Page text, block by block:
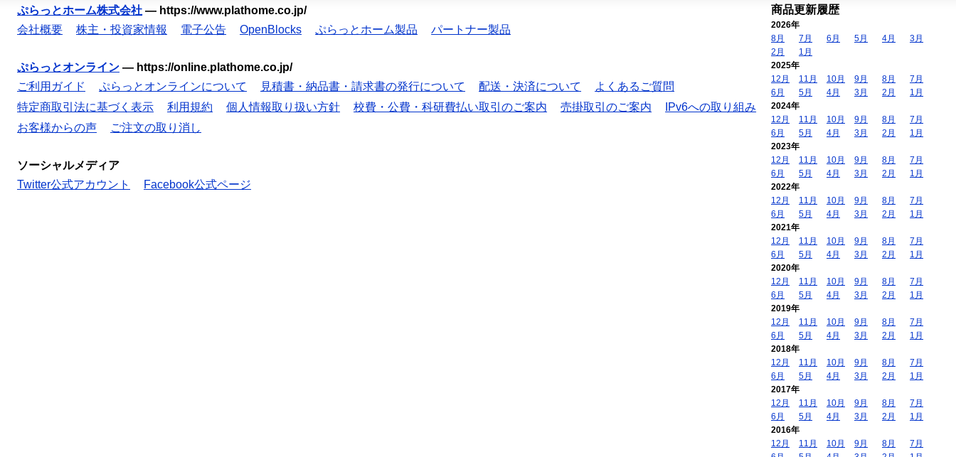
ぷらっとホーム株式会社 — https://www.plathome.co.jp/
会社概要
株主・投資家情報 電子公告 OpenBlocks ぷらっとホーム製品 パートナー製品
ぷらっとオンライン — https://online.plathome.co.jp/
ご利用ガイド
ぷらっとオンラインについて 見積書・納品書・請求書の発行について 配送・決済について
よくあるご質問
特定商取引法に基づく表示
利用規約 個人情報取り扱い方針 校費・公費・科研費払い取引のご案内 売掛取引のご案内
IPv6への取り組み
お客様からの声
ご注文の取り消し
ソーシャルメディア
Twitter公式アカウント
Facebook公式ページ
商品更新履歴
2026年
8月
7月 6月 5月 4月
3月
2月
1月
2025年
12月
11月 10月 9月 8月
7月
6月
5月 4月 3月 2月
1月
2024年
12月
11月 10月 9月 8月
7月
6月
5月 4月 3月 2月
1月
2023年
12月
11月 10月 9月 8月
7月
6月
5月 4月 3月 2月
1月
2022年
12月
11月 10月 9月 8月
7月
6月
5月 4月 3月 2月
1月
2021年
12月
11月 10月 9月 8月
7月
6月
5月 4月 3月 2月
1月
2020年
12月
11月 10月 9月 8月
7月
6月
5月 4月 3月 2月
1月
2019年
12月
11月 10月 9月 8月
7月
6月
5月 4月 3月 2月
1月
2018年
12月
11月 10月 9月 8月
7月
6月
5月 4月 3月 2月
1月
2017年
12月
11月 10月 9月 8月
7月
6月
5月 4月 3月 2月
1月
2016年
12月
11月 10月 9月 8月
7月